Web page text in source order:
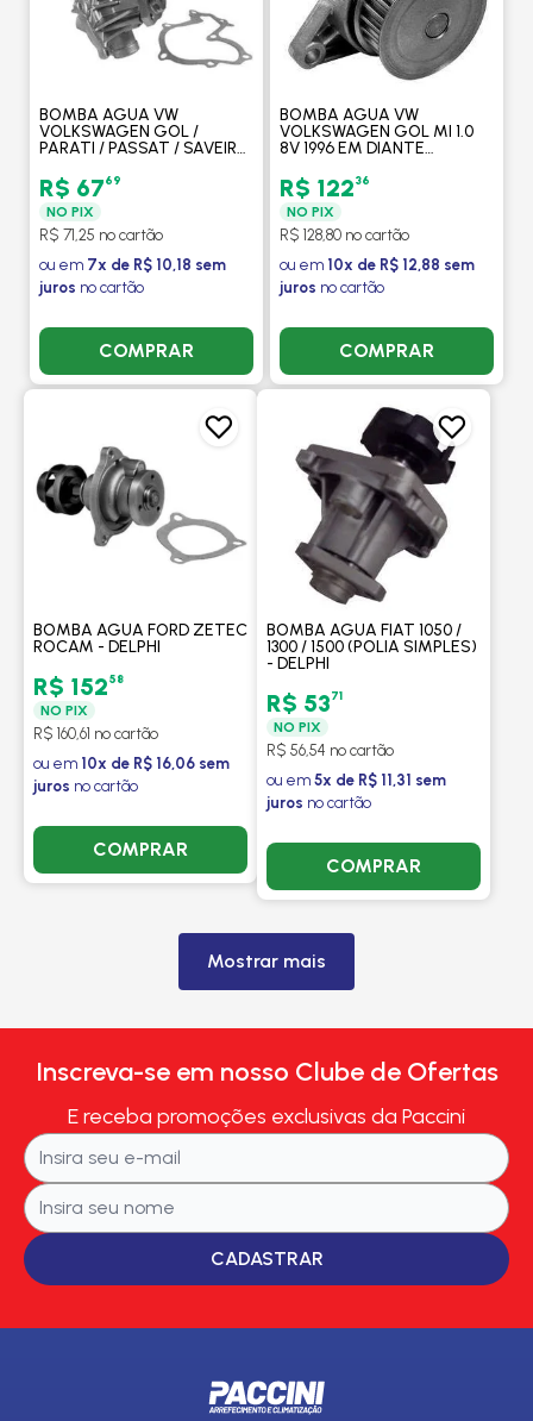
BOMBA AGUA VW
VOLKSWAGEN GOL /
PARATI / PASSAT / SAVEIRO
R$ 6769
NO PIX
R$ 71,25 no cartão
ou em 7x de R$ 10,18 sem
juros no cartão
COMPRAR
BOMBA AGUA VW
VOLKSWAGEN GOL MI 1.0
8V 1996 EM DIANTE
DELPHI
R$ 12236
NO PIX
R$ 128,80 no cartão
ou em 10x de R$ 12,88 sem
juros no cartão
COMPRAR
BOMBA AGUA FORD ZETEC
ROCAM - DELPHI
R$ 15258
NO PIX
R$ 160,61 no cartão
ou em 10x de R$ 16,06 sem
juros no cartão
COMPRAR
BOMBA AGUA FIAT 1050 /
1300 / 1500 (POLIA SIMPLES)
- DELPHI
R$ 5371
NO PIX
R$ 56,54 no cartão
ou em 5x de R$ 11,31 sem
juros no cartão
COMPRAR
Mostrar mais
Inscreva-se em nosso Clube de Ofertas
E receba promoções exclusivas da Paccini
CADASTRAR